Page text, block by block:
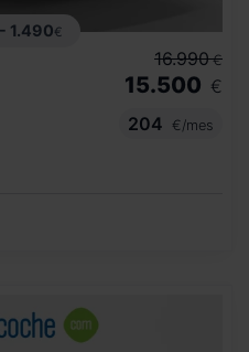
- 1.490€
16.990 €
15.500 €
204
€/mes